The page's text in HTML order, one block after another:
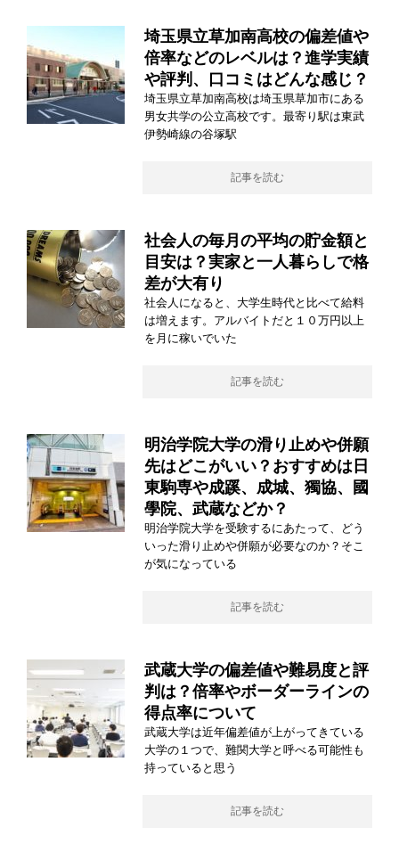
埼玉県立草加南高校の偏差値や
倍率などのレベルは？進学実績
や評判、口コミはどんな感じ？
埼玉県立草加南高校は埼玉県草加市にある
男女共学の公立高校です。最寄り駅は東武
伊勢崎線の谷塚駅
記事を読む
社会人の毎月の平均の貯金額と
目安は？実家と一人暮らしで格
差が大有り
社会人になると、大学生時代と比べて給料
は増えます。アルバイトだと１０万円以上
を月に稼いでいた
記事を読む
明治学院大学の滑り止めや併願
先はどこがいい？おすすめは日
東駒専や成蹊、成城、獨協、國
學院、武蔵などか？
明治学院大学を受験するにあたって、どう
いった滑り止めや併願が必要なのか？そこ
が気になっている
記事を読む
武蔵大学の偏差値や難易度と評
判は？倍率やボーダーラインの
得点率について
武蔵大学は近年偏差値が上がってきている
大学の１つで、難関大学と呼べる可能性も
持っていると思う
記事を読む